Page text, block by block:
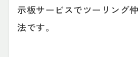
示板サービスでツーリング
法です。